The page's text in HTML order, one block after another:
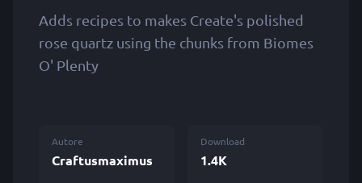
Adds recipes to makes Create's polished
rose quartz using the chunks from Biomes
O' Plenty
Autore
Craftusmaximus
Download
1.4K